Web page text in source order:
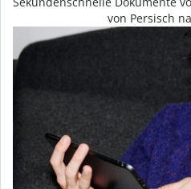
von Persisch